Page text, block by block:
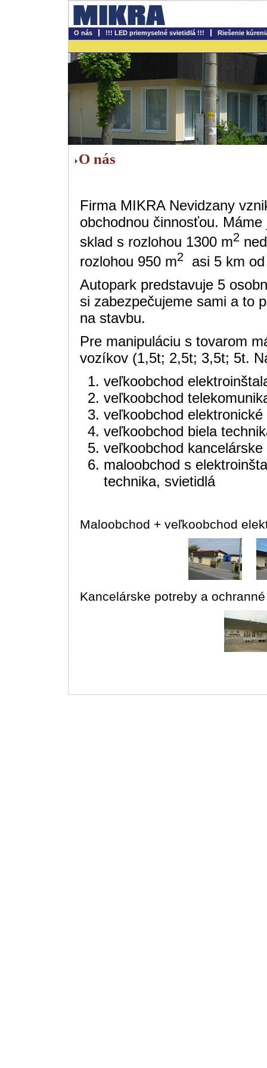
O nás !!! LED priemyselné svietidlá !!! Riešenie
O nás
Firma MIKRA Nevidzany
obchodnou činnosťou.
sklad s rozlohou 1300 m2
rozlohou 950 m2
asi 5 km
Autopark predstavuje 5
si zabezpečujeme sami a to
na stavbu.
Pre manipuláciu s tovarom
vozíkov (1,5t; 2,5t; 3,5t; 5t.
veľkoobchod
veľkoobchod
veľkoobchod
veľkoobchod biela
veľkoobchod
maloobchod s
technika, svietidlá
Maloobchod + veľkoobchod
Kancelárske potreby a